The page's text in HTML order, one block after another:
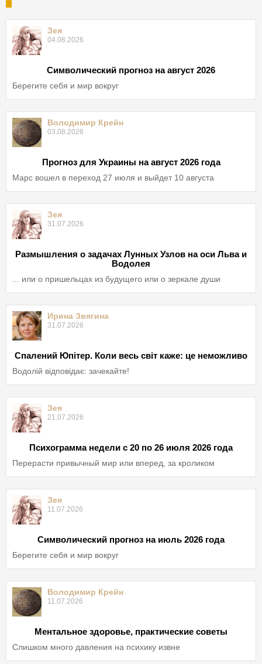
Зея
04.08.2026
Символический прогноз на август 2026
Берегите себя и мир вокруг
Володимир Крейн
03.08.2026
Прогноз для Украины на август 2026 года
Марс вошел в переход 27 июля и выйдет 10 августа
Зея
31.07.2026
Размышления о задачах Лунных Узлов на оси Льва и
Водолея
... или о пришельцах из будущего или о зеркале души
Ирина Звягина
31.07.2026
Спалений Юпітер. Коли весь світ каже: це неможливо
Водолій відповідає: зачекайте!
Зея
21.07.2026
Психограмма недели с 20 по 26 июля 2026 года
Перерасти привычный мир или вперед, за кроликом
Зея
11.07.2026
Символический прогноз на июль 2026 года
Берегите себя и мир вокруг
Володимир Крейн
11.07.2026
Ментальное здоровье, практические советы
Слишком много давления на психику извне